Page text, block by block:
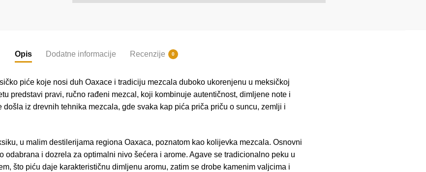
Opis Dodatne informacije Recenzije 0
piće koje nosi duh Oaxace i tradiciju mezcala duboko ukorenjenu u meksičkoj
predstavi pravi, ručno rađeni mezcal, koji kombinuje autentičnost, dimljene note i
iz drevnih tehnika mezcala, gde svaka kap pića priča priču o suncu, zemlji i
u malim destilerijama regiona Oaxaca, poznatom kao kolijevka mezcala. Osnovni
odabrana i dozrela za optimalni nivo šećera i arome. Agave se tradicionalno peku u
što piću daje karakterističnu dimljenu aromu, zatim se drobe kamenim valjcima i